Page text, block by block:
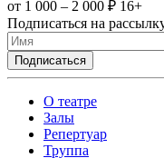
от 1 000 – 2 000 ₽ 16+
Подписаться на
О театре
Залы
Репертуар
Труппа